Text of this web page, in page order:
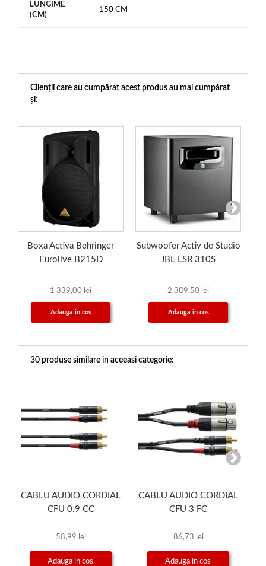
LUNGIME
(CM)
150 CM
Clienții care au cumpărat acest produs au mai cumpărat
și:
Boxa Activa Behringer
Eurolive B215D
1 339,00 lei
Adauga in cos
Subwoofer Activ de Studio
JBL LSR 310S
2 389,50 lei
Adauga in cos
30 produse similare in aceeasi categorie:
CABLU AUDIO CORDIAL
CFU 0.9 CC
58,99 lei
Adauga in cos
CABLU AUDIO CORDIAL
CFU 3 FC
86,73 lei
Adauga in cos